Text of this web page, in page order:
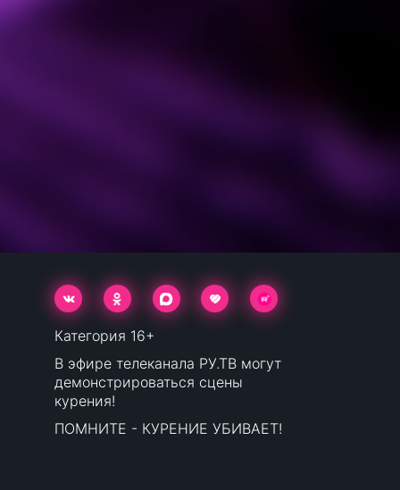
Категория 16+
В эфире телеканала РУ.ТВ могут
демонстрироваться сцены
курения!
ПОМНИТЕ - КУРЕНИЕ УБИВАЕТ!